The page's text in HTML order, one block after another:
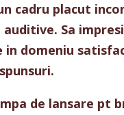
cadru placut
auditive. Sa
in domeniu
.
de lansare pt